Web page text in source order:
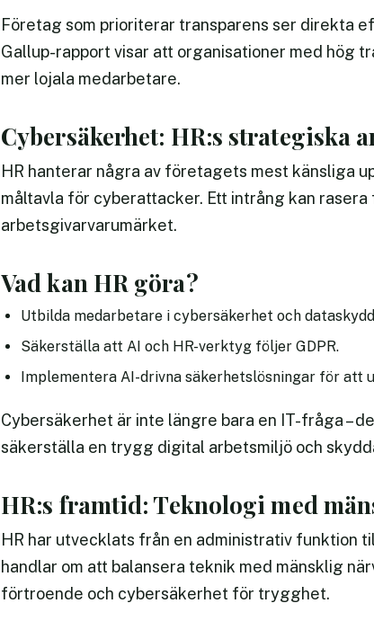
Företag som prioriterar transparens ser direkta
Gallup-rapport visar att organisationer med hög
mer lojala medarbetare.
Cybersäkerhet: HR:s strategiska
HR hanterar några av företagets mest känsliga
måltavla för cyberattacker. Ett intrång kan
arbetsgivarvarumärket.
Vad kan HR göra?
Utbilda medarbetare i cybersäkerhet och
Säkerställa att AI och HR-verktyg följer GDPR.
Implementera AI-drivna säkerhetslösningar för att
Cybersäkerhet är inte längre bara en IT-fråga –
säkerställa en trygg digital arbetsmiljö och
HR:s framtid: Teknologi med
HR har utvecklats från en administrativ funktion
handlar om att balansera teknik med mänsklig
förtroende och cybersäkerhet för trygghet.